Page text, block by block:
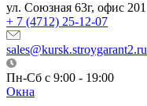
ул. Союзная 63г, офис 201
+ 7 (4712) 25-12-07
sales@kursk.stroygarant2.ru
Пн-Сб с 9:00 - 19:00
Окна